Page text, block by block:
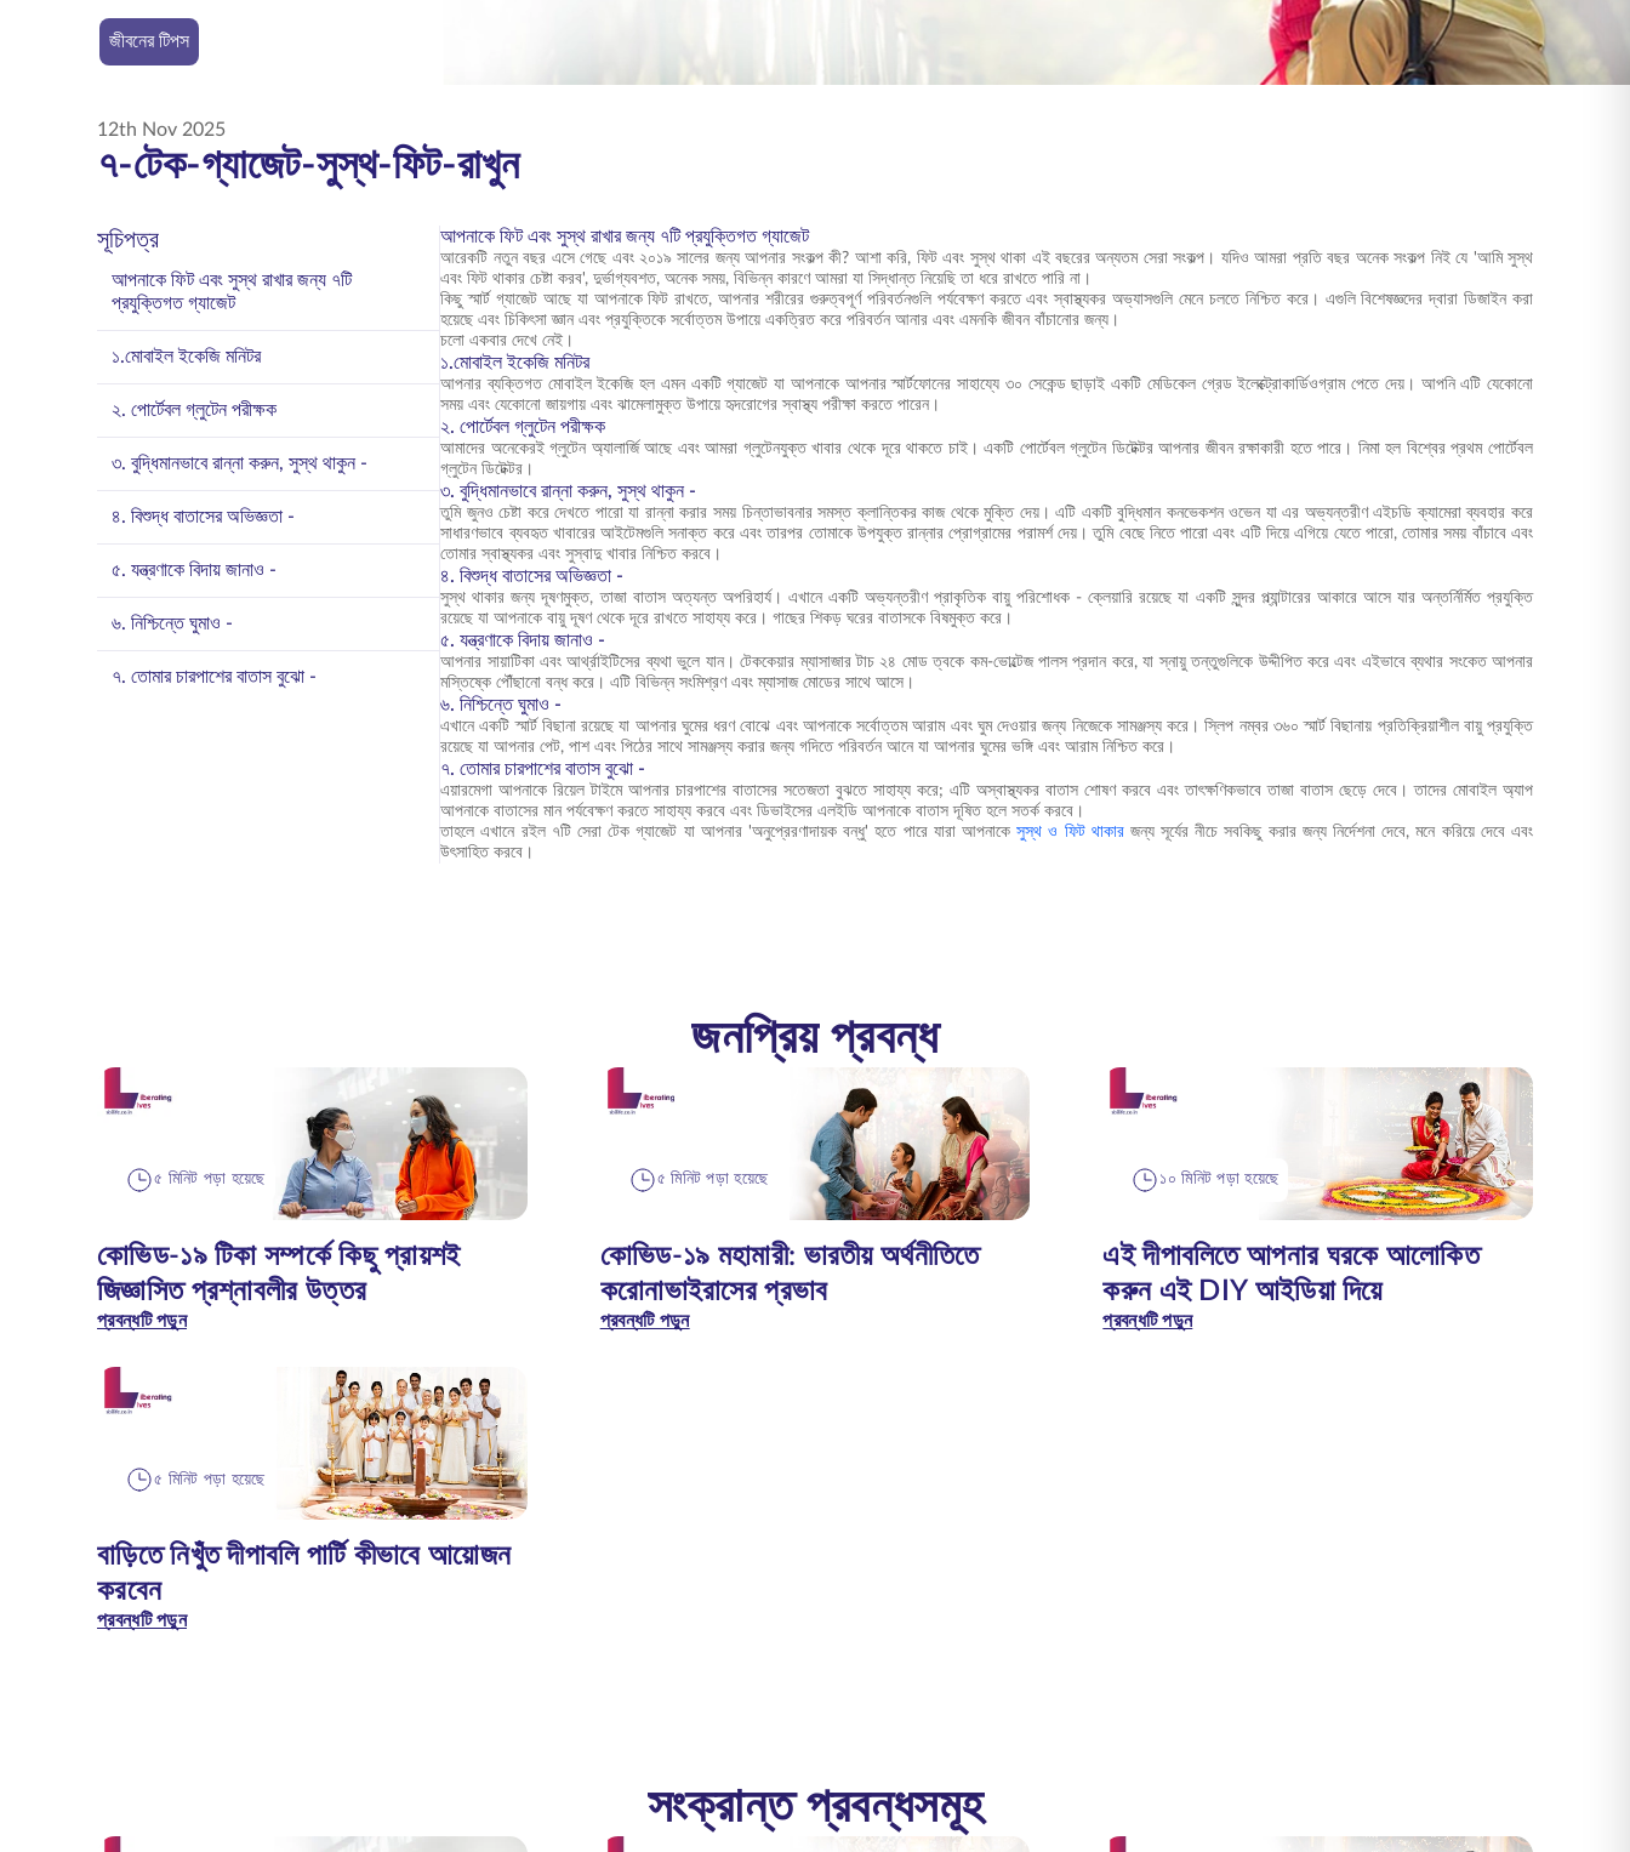
জীবনের টিপস
12th Nov 2025
৭-টেক-গ্যাজেট-সুস্থ-ফিট-রাখুন
সূচিপত্র
আপনাকে ফিট এবং সুস্থ রাখার জন্য ৭টি
প্রযুক্তিগত গ্যাজেট
১.মোবাইল ইকেজি মনিটর
২. পোর্টেবল গ্লুটেন পরীক্ষক
৩. বুদ্ধিমানভাবে রান্না করুন, সুস্থ থাকুন -
৪. বিশুদ্ধ বাতাসের অভিজ্ঞতা -
৫. যন্ত্রণাকে বিদায় জানাও -
৬. নিশ্চিন্তে ঘুমাও -
৭. তোমার চারপাশের বাতাস বুঝো -
আপনাকে ফিট এবং সুস্থ রাখার জন্য ৭টি প্রযুক্তিগত গ্যাজেট
আরেকটি নতুন বছর এসে গেছে এবং ২০১৯ সালের জন্য আপনার সংকল্প কী? আশা করি, ফিট এবং সুস্থ থাকা এই বছরের অন্যতম সেরা সংকল্প। যদিও আমরা প্রতি বছর অনেক সংকল্প নিই যে 'আমি সুস্থ
এবং ফিট থাকার চেষ্টা করব', দুর্ভাগ্যবশত, অনেক সময়, বিভিন্ন কারণে আমরা যা সিদ্ধান্ত নিয়েছি তা ধরে রাখতে পারি না।
কিছু স্মার্ট গ্যাজেট আছে যা আপনাকে ফিট রাখতে, আপনার শরীরের গুরুত্বপূর্ণ পরিবর্তনগুলি পর্যবেক্ষণ করতে এবং স্বাস্থ্যকর অভ্যাসগুলি মেনে চলতে নিশ্চিত করে। এগুলি বিশেষজ্ঞদের দ্বারা ডিজাইন করা
হয়েছে এবং চিকিৎসা জ্ঞান এবং প্রযুক্তিকে সর্বোত্তম উপায়ে একত্রিত করে পরিবর্তন আনার এবং এমনকি জীবন বাঁচানোর জন্য।
চলো একবার দেখে নেই।
১.মোবাইল ইকেজি মনিটর
আপনার ব্যক্তিগত মোবাইল ইকেজি হল এমন একটি গ্যাজেট যা আপনাকে আপনার স্মার্টফোনের সাহায্যে ৩০ সেকেন্ড ছাড়াই একটি মেডিকেল গ্রেড ইলেক্ট্রোকার্ডিওগ্রাম পেতে দেয়। আপনি এটি যেকোনো
সময় এবং যেকোনো জায়গায় এবং ঝামেলামুক্ত উপায়ে হৃদরোগের স্বাস্থ্য পরীক্ষা করতে পারেন।
২. পোর্টেবল গ্লুটেন পরীক্ষক
আমাদের অনেকেরই গ্লুটেন অ্যালার্জি আছে এবং আমরা গ্লুটেনযুক্ত খাবার থেকে দূরে থাকতে চাই। একটি পোর্টেবল গ্লুটেন ডিটেক্টর আপনার জীবন রক্ষাকারী হতে পারে। নিমা হল বিশ্বের প্রথম পোর্টেবল
গ্লুটেন ডিটেক্টর।
৩. বুদ্ধিমানভাবে রান্না করুন, সুস্থ থাকুন -
তুমি জুনও চেষ্টা করে দেখতে পারো যা রান্না করার সময় চিন্তাভাবনার সমস্ত ক্লান্তিকর কাজ থেকে মুক্তি দেয়। এটি একটি বুদ্ধিমান কনভেকশন ওভেন যা এর অভ্যন্তরীণ এইচডি ক্যামেরা ব্যবহার করে
সাধারণভাবে ব্যবহৃত খাবারের আইটেমগুলি সনাক্ত করে এবং তারপর তোমাকে উপযুক্ত রান্নার প্রোগ্রামের পরামর্শ দেয়। তুমি বেছে নিতে পারো এবং এটি দিয়ে এগিয়ে যেতে পারো, তোমার সময় বাঁচাবে এবং
তোমার স্বাস্থ্যকর এবং সুস্বাদু খাবার নিশ্চিত করবে।
৪. বিশুদ্ধ বাতাসের অভিজ্ঞতা -
সুস্থ থাকার জন্য দূষণমুক্ত, তাজা বাতাস অত্যন্ত অপরিহার্য। এখানে একটি অভ্যন্তরীণ প্রাকৃতিক বায়ু পরিশোধক - ক্লেয়ারি রয়েছে যা একটি সুন্দর প্ল্যান্টারের আকারে আসে যার অন্তর্নির্মিত প্রযুক্তি
রয়েছে যা আপনাকে বায়ু দূষণ থেকে দূরে রাখতে সাহায্য করে। গাছের শিকড় ঘরের বাতাসকে বিষমুক্ত করে।
৫. যন্ত্রণাকে বিদায় জানাও -
আপনার সায়াটিকা এবং আর্থ্রাইটিসের ব্যথা ভুলে যান। টেককেয়ার ম্যাসাজার টাচ ২৪ মোড ত্বকে কম-ভোল্টেজ পালস প্রদান করে, যা স্নায়ু তন্তুগুলিকে উদ্দীপিত করে এবং এইভাবে ব্যথার সংকেত আপনার
মস্তিষ্কে পৌঁছানো বন্ধ করে। এটি বিভিন্ন সংমিশ্রণ এবং ম্যাসাজ মোডের সাথে আসে।
৬. নিশ্চিন্তে ঘুমাও -
এখানে একটি স্মার্ট বিছানা রয়েছে যা আপনার ঘুমের ধরণ বোঝে এবং আপনাকে সর্বোত্তম আরাম এবং ঘুম দেওয়ার জন্য নিজেকে সামঞ্জস্য করে। স্লিপ নম্বর ৩৬০ স্মার্ট বিছানায় প্রতিক্রিয়াশীল বায়ু প্রযুক্তি
রয়েছে যা আপনার পেট, পাশ এবং পিঠের সাথে সামঞ্জস্য করার জন্য গদিতে পরিবর্তন আনে যা আপনার ঘুমের ভঙ্গি এবং আরাম নিশ্চিত করে।
৭. তোমার চারপাশের বাতাস বুঝো -
এয়ারমেগা আপনাকে রিয়েল টাইমে আপনার চারপাশের বাতাসের সতেজতা বুঝতে সাহায্য করে; এটি অস্বাস্থ্যকর বাতাস শোষণ করবে এবং তাৎক্ষণিকভাবে তাজা বাতাস ছেড়ে দেবে। তাদের মোবাইল অ্যাপ
আপনাকে বাতাসের মান পর্যবেক্ষণ করতে সাহায্য করবে এবং ডিভাইসের এলইডি আপনাকে বাতাস দূষিত হলে সতর্ক করবে।
তাহলে এখানে রইল ৭টি সেরা টেক গ্যাজেট যা আপনার 'অনুপ্রেরণাদায়ক বন্ধু' হতে পারে যারা আপনাকেসুস্থ ও ফিট থাকারজন্য সূর্যের নীচে সবকিছু করার জন্য নির্দেশনা দেবে, মনে করিয়ে দেবে এবং
উৎসাহিত করবে।
জনপ্রিয় প্রবন্ধ
৫ মিনিট পড়া হয়েছে
কোভিড-১৯ টিকা সম্পর্কে কিছু প্রায়শই
জিজ্ঞাসিত প্রশ্নাবলীর উত্তর
প্রবন্ধটি পড়ুন
৫ মিনিট পড়া হয়েছে
কোভিড-১৯ মহামারী: ভারতীয় অর্থনীতিতে
করোনাভাইরাসের প্রভাব
প্রবন্ধটি পড়ুন
১০ মিনিট পড়া হয়েছে
এই দীপাবলিতে আপনার ঘরকে আলোকিত
করুন এই DIY আইডিয়া দিয়ে
প্রবন্ধটি পড়ুন
৫ মিনিট পড়া হয়েছে
বাড়িতে নিখুঁত দীপাবলি পার্টি কীভাবে আয়োজন
করবেন
প্রবন্ধটি পড়ুন
সংক্রান্ত প্রবন্ধসমূহ